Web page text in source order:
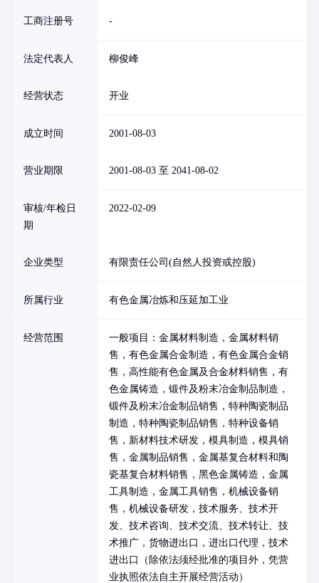
工商注册号 -
法定代表人 柳俊峰
经营状态 开业
成立时间 2001-08-03
营业期限 2001-08-03 至 2041-08-02
审核/年检日
期
2022-02-09
企业类型 有限责任公司(自然人投资或控股)
所属行业 有色金属冶炼和压延加工业
经营范围
一般项目：金属材料制造，金属材料销
售，有色金属合金制造，有色金属合金销
售，高性能有色金属及合金材料销售，有
色金属铸造，锻件及粉末冶金制品制造，
锻件及粉末冶金制品销售，特种陶瓷制品
制造，特种陶瓷制品销售，特种设备销
售，新材料技术研发，模具制造，模具销
售，金属制品销售，金属基复合材料和陶
瓷基复合材料销售，黑色金属铸造，金属
工具制造，金属工具销售，机械设备销
售，机械设备研发，技术服务、技术开
发、技术咨询、技术交流、技术转让、技
术推广，货物进出口，进出口代理，技术
进出口（除依法须经批准的项目外，凭营
业执照依法自主开展经营活动）